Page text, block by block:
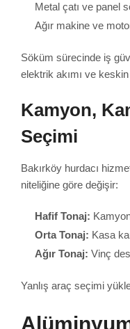
Metal çatı ve panel
Ağır makine ve
Söküm sürecinde iş
elektrik akımı ve
Kamyon,
Seçimi
Bakırköy hurdacı
niteliğine göre değişir:
Hafif Tonaj:
Orta Tonaj: Kasa
Ağır Tonaj: Vinç
Yanlış araç seçimi